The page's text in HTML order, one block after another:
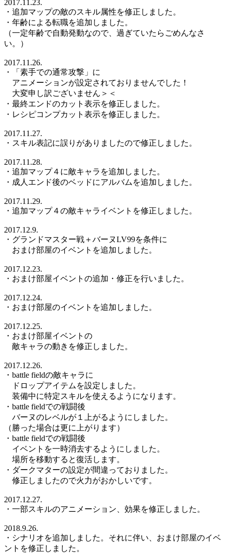
2017.11.23.
・追加マップの敵のスキル属性を修正しました。
・年齢による転職を追加しました。
（一定年齢で自動発動なので、過ぎていたらごめんなさ
い。）
2017.11.26.
・「素手での通常攻撃」に
アニメーションが設定されておりませんでした！
大変申し訳ございません＞＜
・最終エンドのカット表示を修正しました。
・レシピコンプカット表示を修正しました。
2017.11.27.
・スキル表記に誤りがありましたので修正しました。
2017.11.28.
・追加マップ４に敵キャラを追加しました。
・成人エンド後のベッドにアルバムを追加しました。
2017.11.29.
・追加マップ４の敵キャライベントを修正しました。
2017.12.9.
・グランドマスター戦＋バーヌLV99を条件に
おまけ部屋のイベントを追加しました。
2017.12.23.
・おまけ部屋イベントの追加・修正を行いました。
2017.12.24.
・おまけ部屋のイベントを追加しました。
2017.12.25.
・おまけ部屋イベントの
敵キャラの動きを修正しました。
2017.12.26.
・battle fieldの敵キャラに
ドロップアイテムを設定しました。
装備中に特定スキルを使えるようになります。
・battle fieldでの戦闘後
バーヌのレベルが１上がるようにしました。
（勝った場合は更に上がります）
・battle fieldでの戦闘後
イベントを一時消去するようにしました。
場所を移動すると復活します。
・ダークマターの設定が間違っておりました。
修正しましたので火力がおかしいです。
2017.12.27.
・一部スキルのアニメーション、効果を修正しました。
2018.9.26.
・シナリオを追加しました。それに伴い、おまけ部屋のイベ
ントを修正しました。